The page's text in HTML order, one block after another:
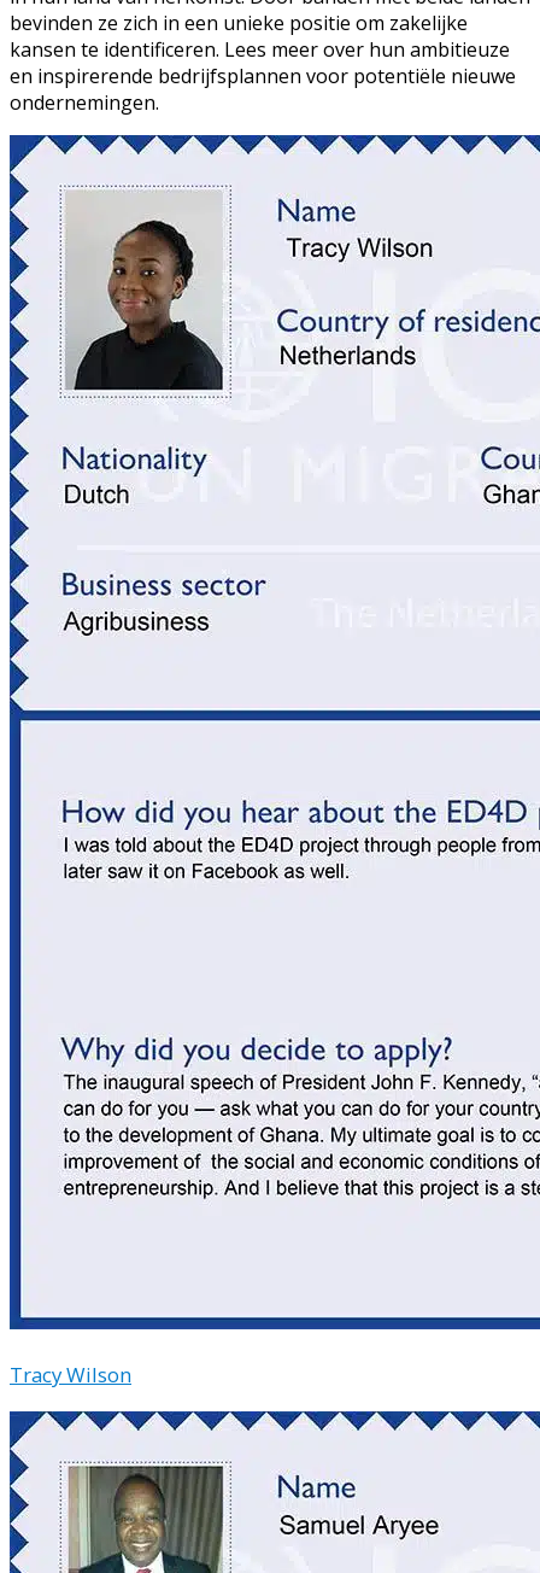
bevinden ze zich in een unieke positie om zakelijke
kansen te identificeren. Lees meer over hun ambitieuze
en inspirerende bedrijfsplannen voor potentiële nieuwe
ondernemingen.
Tracy Wilson